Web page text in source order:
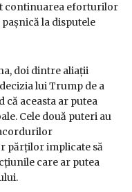
continuarea eforturilor
la disputele
doi dintre aliații
lui Trump de a
aceasta ar putea
Cele două puteri au
părților implicate să
care ar putea